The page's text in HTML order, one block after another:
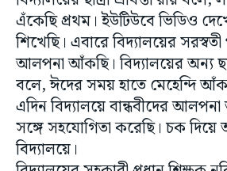
এঁকেছি প্রথম। ইউটিউবে ভিডিও
শিখেছি। এবারে বিদ্যালয়ের
আলপনা আঁকছি। বিদ্যালয়ের অন্য
বলে, ঈদের সময় হাতে মেহেন্দি
এদিন বিদ্যালয়ে বান্ধবীদের
সঙ্গে সহযোগিতা করেছি। চক
বিদ্যালয়ে।